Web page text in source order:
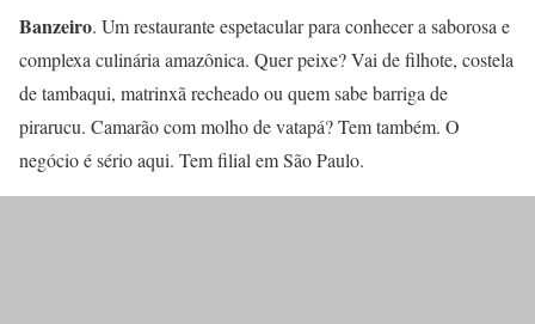
Banzeiro. Um restaurante espetacular para conhecer a saborosa e
complexa culinária amazônica. Quer peixe? Vai de filhote, costela
de tambaqui, matrinxã recheado ou quem sabe barriga de
pirarucu. Camarão com molho de vatapá? Tem também. O
negócio é sério aqui. Tem filial em São Paulo.